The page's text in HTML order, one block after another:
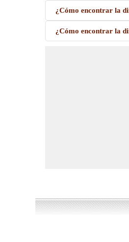
¿Cómo encontrar la
¿Cómo encontrar la